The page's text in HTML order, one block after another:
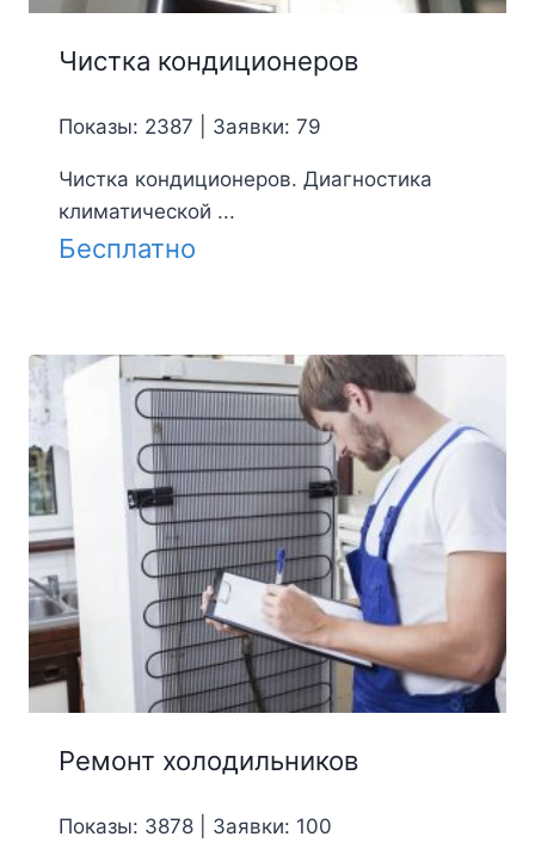
Чистка кондиционеров
Показы: 2387 | Заявки: 79
Чистка кондиционеров. Диагностика
климатической ...
Бесплатно
Ремонт холодильников
Показы: 3878 | Заявки: 100